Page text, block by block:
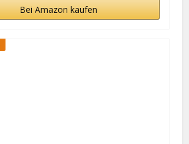
Bei Amazon kaufen